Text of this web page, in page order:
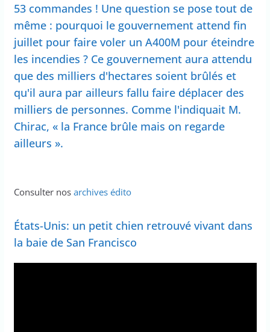
53 commandes ! Une question se pose tout de
même : pourquoi le gouvernement attend fin
juillet pour faire voler un A400M pour éteindre
les incendies ? Ce gouvernement aura attendu
que des milliers d'hectares soient brûlés et
qu'il aura par ailleurs fallu faire déplacer des
milliers de personnes. Comme l'indiquait M.
Chirac, « la France brûle mais on regarde
ailleurs ».
Consulter nos archives édito
États-Unis: un petit chien retrouvé vivant dans
la baie de San Francisco